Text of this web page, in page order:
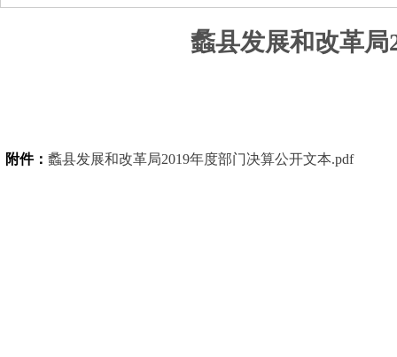
蠡县发展和改革局
附件： 蠡县发展和改革局2019年度部门决算公开文本.pdf